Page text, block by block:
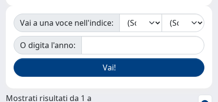
Vai a una voce nell'indice:
O digita l'anno:
Mostrati risultati da 1 a